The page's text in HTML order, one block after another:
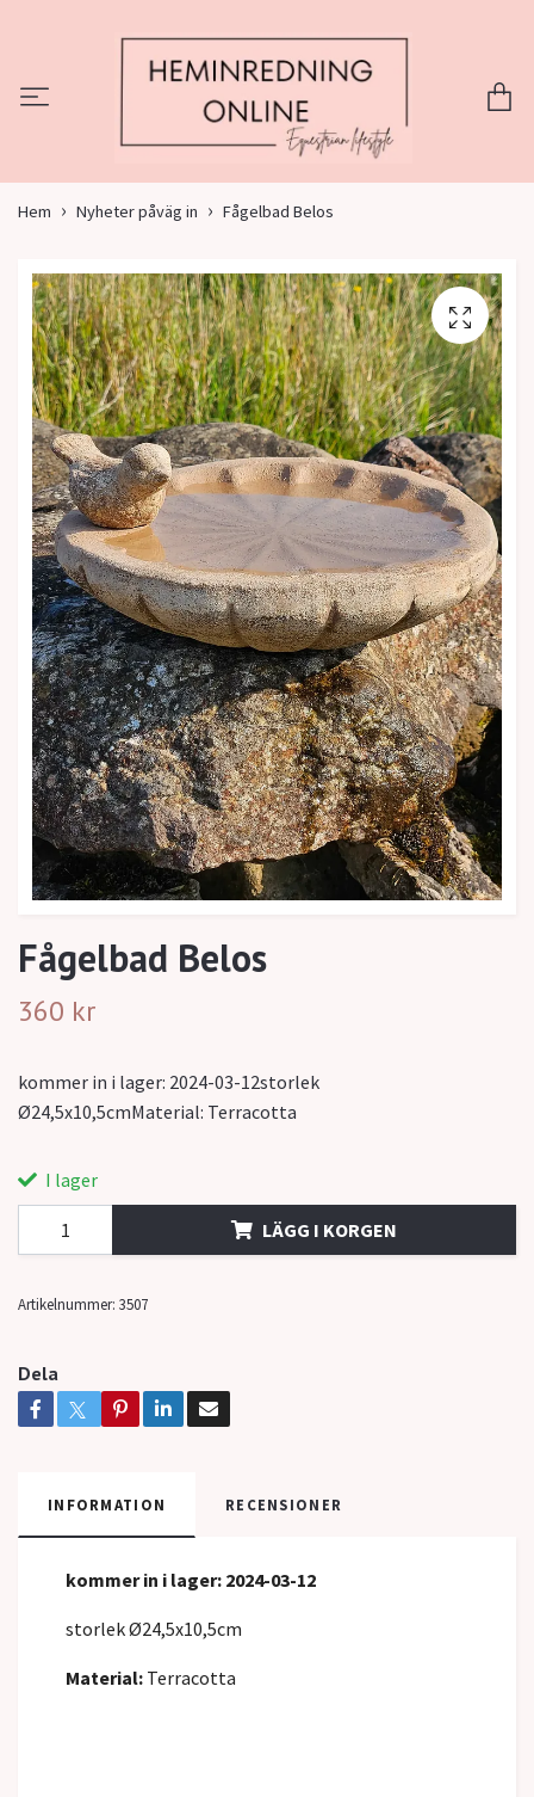
Hem Nyheter påväg in Fågelbad Belos
Fågelbad Belos
360 kr
kommer in i lager: 2024-03-12storlek
Ø24,5x10,5cmMaterial: Terracotta
I lager
LÄGG I KORGEN
Artikelnummer: 3507
Dela
INFORMATION RECENSIONER
kommer in i lager: 2024-03-12
storlek Ø24,5x10,5cm
Material: Terracotta